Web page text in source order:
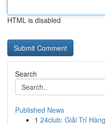
HTML is disabled
Search
Published News
1 24club: Giải Trí